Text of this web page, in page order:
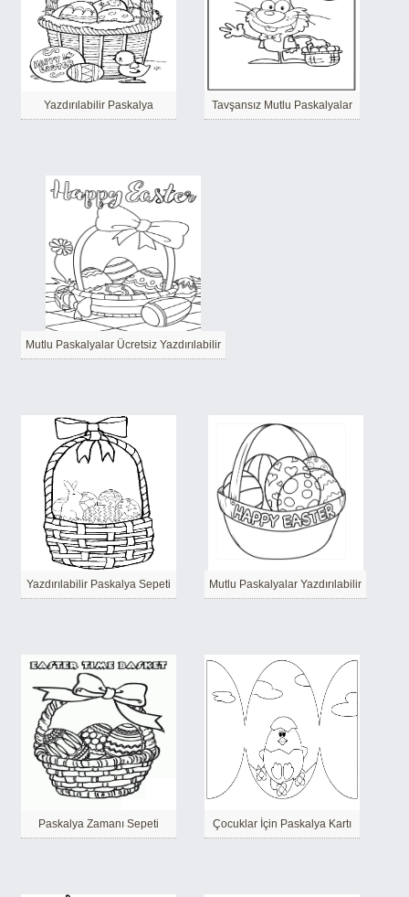
Yazdırılabilir Paskalya Tavşansız Mutlu Paskalyalar
Mutlu Paskalyalar Ücretsiz Yazdırılabilir
Yazdırılabilir Paskalya Sepeti Mutlu Paskalyalar Yazdırılabilir
Paskalya Zamanı Sepeti Çocuklar İçin Paskalya Kartı